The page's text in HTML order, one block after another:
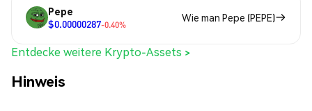
Pepe
$0.00000287-0.40%
Wie man Pepe (PEPE)
Entdecke weitere Krypto-Assets >
Hinweis